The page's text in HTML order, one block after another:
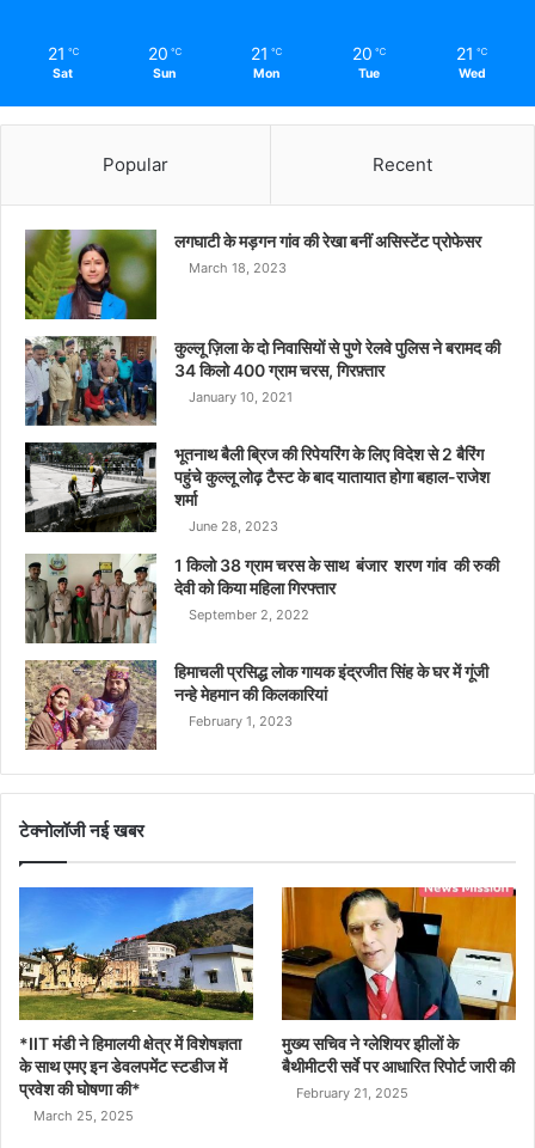
21 ℃
Sat
20 ℃
Sun
21 ℃
Mon
20 ℃
Tue
21 ℃
Wed
Popular Recent
लगघाटी के मड़गन गांव की रेखा बनीं असिस्टेंट प्रोफेसर
March 18, 2023
कुल्लू ज़िला के दो निवासियों से पुणे रेलवे पुलिस ने बरामद की
34 किलो 400 ग्राम चरस, गिरफ़्तार
January 10, 2021
भूतनाथ बैली ब्रिज की रिपेयरिंग के लिए विदेश से 2 बैरिंग
पहुंचे कुल्लू लोढ़ टैस्ट के बाद यातायात होगा बहाल-राजेश
शर्मा
June 28, 2023
1 किलो 38 ग्राम चरस के साथ बंजार शरण गांव की रुकी
देवी को किया महिला गिरफ्तार
September 2, 2022
हिमाचली प्रसिद्ध लोक गायक इंद्रजीत सिंह के घर में गूंजी
नन्हे मेहमान की किलकारियां
February 1, 2023
टेक्नोलॉजी नई खबर
*IIT मंडी ने हिमालयी क्षेत्र में विशेषज्ञता
के साथ एमए इन डेवलपमेंट स्टडीज में
प्रवेश की घोषणा की*
March 25, 2025
मुख्य सचिव ने ग्लेशियर झीलों के
बैथीमीटरी सर्वे पर आधारित रिपोर्ट जारी की
February 21, 2025